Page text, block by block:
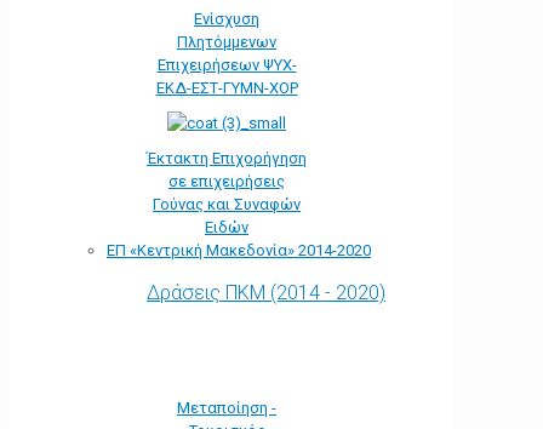
Ενίσχυση
Πλητόμμενων
Επιχειρήσεων ΨΥΧ-
ΕΚΔ-ΕΣΤ-ΓΥΜΝ-ΧΟΡ
Έκτακτη Επιχορήγηση
σε επιχειρήσεις
Γούνας και Συναφών
Ειδών
ΕΠ «Kεντρική Μακεδονία» 2014-2020
Δράσεις ΠΚΜ (2014 - 2020)
Μεταποίηση -